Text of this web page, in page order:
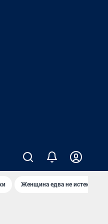
Женщина едва не истекла